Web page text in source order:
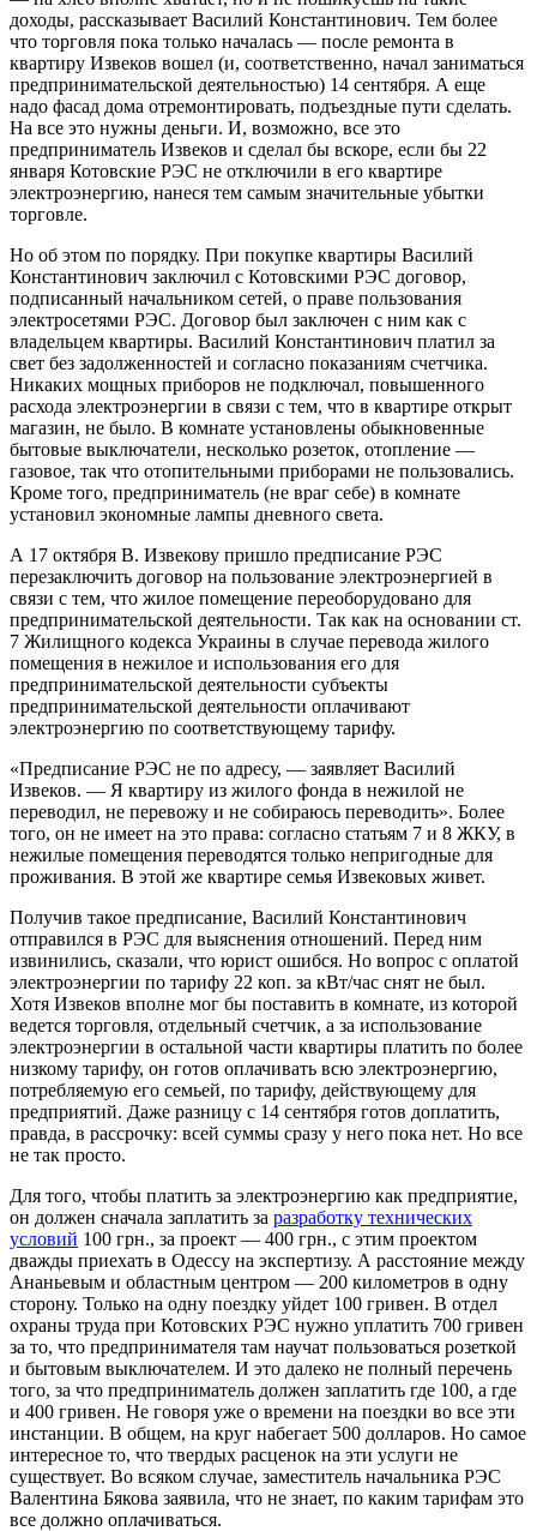
доходы, рассказывает Василий Константинович. Тем более
что торговля пока только началась — после ремонта в
квартиру Извеков вошел (и, соответственно, начал заниматься
предпринимательской деятельностью) 14 сентября. А еще
надо фасад дома отремонтировать, подъездные пути сделать.
На все это нужны деньги. И, возможно, все это
предприниматель Извеков и сделал бы вскоре, если бы 22
января Котовские РЭС не отключили в его квартире
электроэнергию, нанеся тем самым значительные убытки
торговле.
Но об этом по порядку. При покупке квартиры Василий
Константинович заключил с Котовскими РЭС договор,
подписанный начальником сетей, о праве пользования
электросетями РЭС. Договор был заключен с ним как с
владельцем квартиры. Василий Константинович платил за
свет без задолженностей и согласно показаниям счетчика.
Никаких мощных приборов не подключал, повышенного
расхода электроэнергии в связи с тем, что в квартире открыт
магазин, не было. В комнате установлены обыкновенные
бытовые выключатели, несколько розеток, отопление —
газовое, так что отопительными приборами не пользовались.
Кроме того, предприниматель (не враг себе) в комнате
установил экономные лампы дневного света.
А 17 октября В. Извекову пришло предписание РЭС
перезаключить договор на пользование электроэнергией в
связи с тем, что жилое помещение переоборудовано для
предпринимательской деятельности. Так как на основании ст.
7 Жилищного кодекса Украины в случае перевода жилого
помещения в нежилое и использования его для
предпринимательской деятельности субъекты
предпринимательской деятельности оплачивают
электроэнергию по соответствующему тарифу.
«Предписание РЭС не по адресу, — заявляет Василий
Извеков. — Я квартиру из жилого фонда в нежилой не
переводил, не перевожу и не собираюсь переводить». Более
того, он не имеет на это права: согласно статьям 7 и 8 ЖКУ, в
нежилые помещения переводятся только непригодные для
проживания. В этой же квартире семья Извековых живет.
Получив такое предписание, Василий Константинович
отправился в РЭС для выяснения отношений. Перед ним
извинились, сказали, что юрист ошибся. Но вопрос с оплатой
электроэнергии по тарифу 22 коп. за кВт/час снят не был.
Хотя Извеков вполне мог бы поставить в комнате, из которой
ведется торговля, отдельный счетчик, а за использование
электроэнергии в остальной части квартиры платить по более
низкому тарифу, он готов оплачивать всю электроэнергию,
потребляемую его семьей, по тарифу, действующему для
предприятий. Даже разницу с 14 сентября готов доплатить,
правда, в рассрочку: всей суммы сразу у него пока нет. Но все
не так просто.
Для того, чтобы платить за электроэнергию как предприятие,
он должен сначала заплатить за разработку технических
условий 100 грн., за проект — 400 грн., с этим проектом
дважды приехать в Одессу на экспертизу. А расстояние между
Ананьевым и областным центром — 200 километров в одну
сторону. Только на одну поездку уйдет 100 гривен. В отдел
охраны труда при Котовских РЭС нужно уплатить 700 гривен
за то, что предпринимателя там научат пользоваться розеткой
и бытовым выключателем. И это далеко не полный перечень
того, за что предприниматель должен заплатить где 100, а где
и 400 гривен. Не говоря уже о времени на поездки во все эти
инстанции. В общем, на круг набегает 500 долларов. Но самое
интересное то, что твердых расценок на эти услуги не
существует. Во всяком случае, заместитель начальника РЭС
Валентина Бякова заявила, что не знает, по каким тарифам это
все должно оплачиваться.